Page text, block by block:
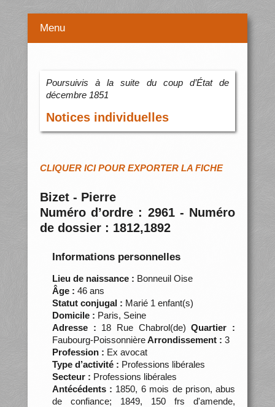
Menu
Poursuivis à la suite du coup d’État de
décembre 1851
Notices individuelles
CLIQUER ICI POUR EXPORTER LA FICHE
Bizet - Pierre
Numéro d’ordre : 2961 - Numéro
de dossier : 1812,1892
Informations personnelles
Lieu de naissance : Bonneuil Oise
Âge : 46 ans
Statut conjugal : Marié 1 enfant(s)
Domicile : Paris, Seine
Adresse : 18 Rue Chabrol(de)Quartier :
Faubourg-PoissonnièreArrondissement : 3
Profession : Ex avocat
Type d’activité : Professions libérales
Secteur : Professions libérales
Antécédents : 1850, 6 mois de prison, abus
de confiance; 1849, 150 frs d'amende,